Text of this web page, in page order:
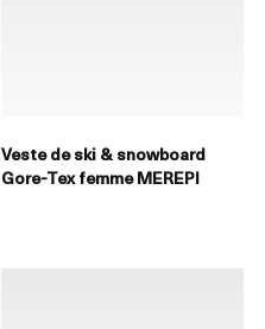
Veste de ski & snowboard
Gore-Tex femme MEREPI